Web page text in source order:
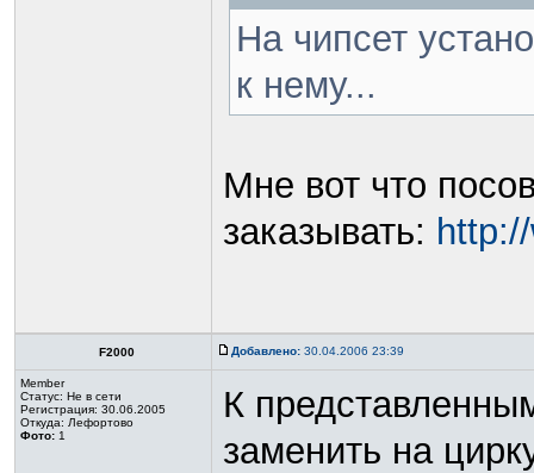
На чипсет
к нему...
Мне вот что
заказывать:
F2000 Добавлено: 30.04.2006 23:39
Member
Статус: Не в сети
Регистрация: 30.06.2005
Откуда: Лефортово
Фото: 1
К
заменить на